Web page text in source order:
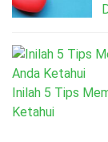
Inilah 5 Tips
Ketahui